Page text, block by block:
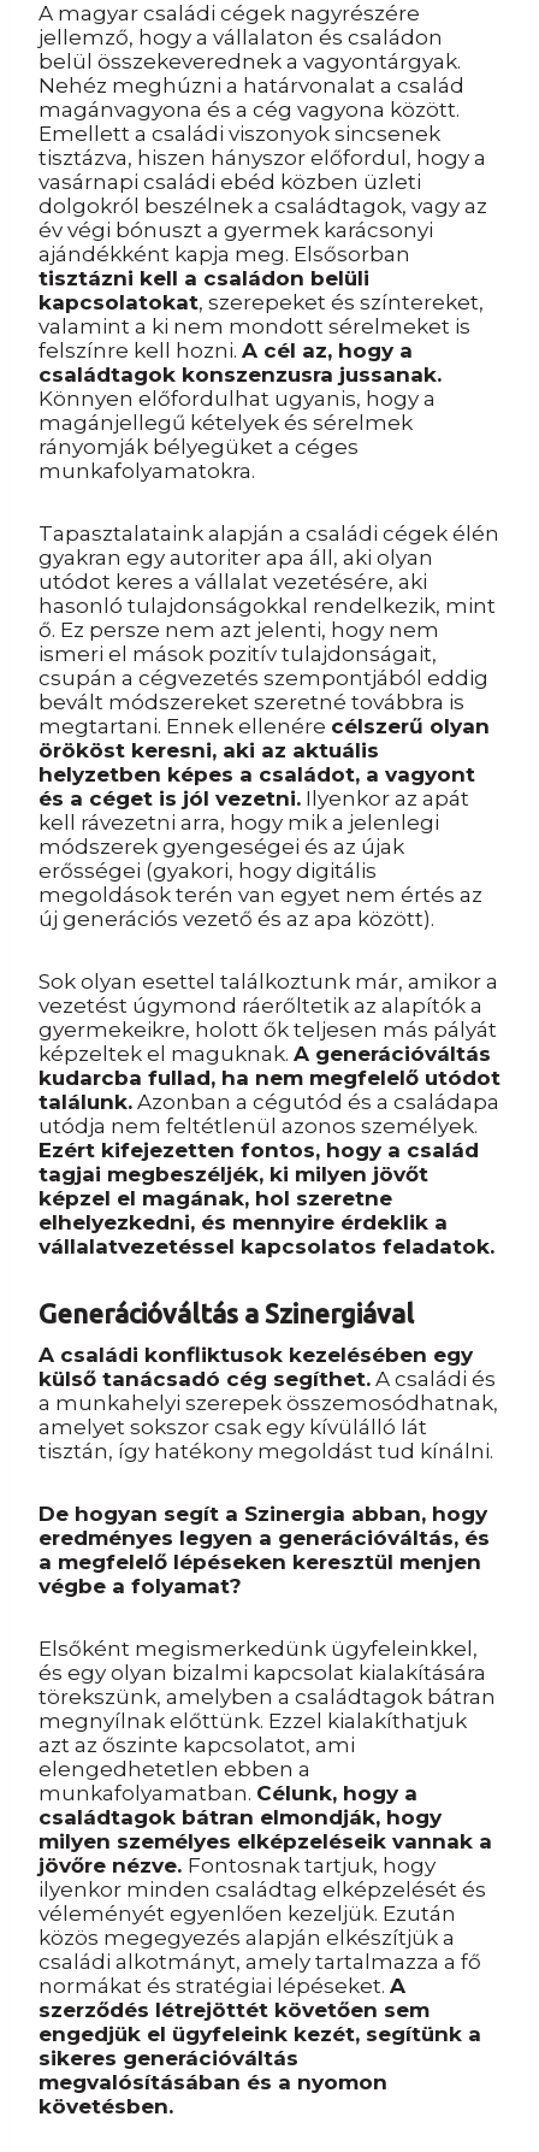
A magyar családi cégek nagyrészére
jellemző, hogy a vállalaton és családon
belül összekeverednek a vagyontárgyak.
Nehéz meghúzni a határvonalat a család
magánvagyona és a cég vagyona között.
Emellett a családi viszonyok sincsenek
tisztázva, hiszen hányszor előfordul, hogy a
vasárnapi családi ebéd közben üzleti
dolgokról beszélnek a családtagok, vagy az
év végi bónuszt a gyermek karácsonyi
ajándékként kapja meg. Elsősorban
tisztázni kell a családon belüli
kapcsolatokat, szerepeket és színtereket,
valamint a ki nem mondott sérelmeket is
felszínre kell hozni. A cél az, hogy a
családtagok konszenzusra jussanak.
Könnyen előfordulhat ugyanis, hogy a
magánjellegű kételyek és sérelmek
rányomják bélyegüket a céges
munkafolyamatokra.
Tapasztalataink alapján a családi cégek élén
gyakran egy autoriter apa áll, aki olyan
utódot keres a vállalat vezetésére, aki
hasonló tulajdonságokkal rendelkezik, mint
ő. Ez persze nem azt jelenti, hogy nem
ismeri el mások pozitív tulajdonságait,
csupán a cégvezetés szempontjából eddig
bevált módszereket szeretné továbbra is
megtartani. Ennek ellenére célszerű olyan
örököst keresni, aki az aktuális
helyzetben képes a családot, a vagyont
és a céget is jól vezetni. Ilyenkor az apát
kell rávezetni arra, hogy mik a jelenlegi
módszerek gyengeségei és az újak
erősségei (gyakori, hogy digitális
megoldások terén van egyet nem értés az
új generációs vezető és az apa között).
Sok olyan esettel találkoztunk már, amikor a
vezetést úgymond ráerőltetik az alapítók a
gyermekeikre, holott ők teljesen más pályát
képzeltek el maguknak. A generációváltás
kudarcba fullad, ha nem megfelelő utódot
találunk. Azonban a cégutód és a családapa
utódja nem feltétlenül azonos személyek.
Ezért kifejezetten fontos, hogy a család
tagjai megbeszéljék, ki milyen jövőt
képzel el magának, hol szeretne
elhelyezkedni, és mennyire érdeklik a
vállalatvezetéssel kapcsolatos feladatok.
Generációváltás a Szinergiával
A családi konfliktusok kezelésében egy
külső tanácsadó cég segíthet. A családi és
a munkahelyi szerepek összemosódhatnak,
amelyet sokszor csak egy kívülálló lát
tisztán, így hatékony megoldást tud kínálni.
De hogyan segít a Szinergia abban, hogy
eredményes legyen a generációváltás, és
a megfelelő lépéseken keresztül menjen
végbe a folyamat?
Elsőként megismerkedünk ügyfeleinkkel,
és egy olyan bizalmi kapcsolat kialakítására
törekszünk, amelyben a családtagok bátran
megnyílnak előttünk. Ezzel kialakíthatjuk
azt az őszinte kapcsolatot, ami
elengedhetetlen ebben a
munkafolyamatban. Célunk, hogy a
családtagok bátran elmondják, hogy
milyen személyes elképzeléseik vannak a
jövőre nézve. Fontosnak tartjuk, hogy
ilyenkor minden családtag elképzelését és
véleményét egyenlően kezeljük. Ezután
közös megegyezés alapján elkészítjük a
családi alkotmányt, amely tartalmazza a fő
normákat és stratégiai lépéseket. A
szerződés létrejöttét követően sem
engedjük el ügyfeleink kezét, segítünk a
sikeres generációváltás
megvalósításában és a nyomon
követésben.